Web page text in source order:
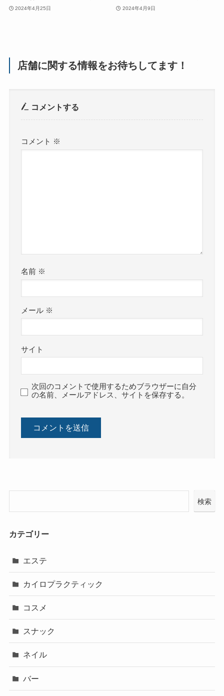
2024年4月25日 2024年4月9日
店舗に関する情報をお待ちしてます！
コメントする
コメント ※
名前 ※
メール ※
サイト
次回のコメントで使用するためブラウザーに自分
の名前、メールアドレス、サイトを保存する。
検索
カテゴリー
エステ
カイロプラクティック
コスメ
スナック
ネイル
バー